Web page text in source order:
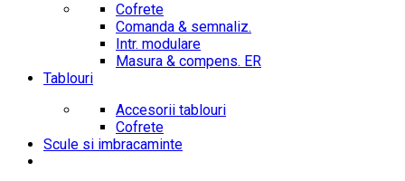
Cofrete
Comanda & semnaliz.
Intr. modulare
Masura & compens. ER
Tablouri
Accesorii tablouri
Cofrete
Scule si imbracaminte